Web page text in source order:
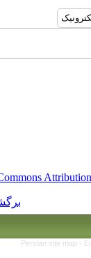
قابل
به فهرست نسخه